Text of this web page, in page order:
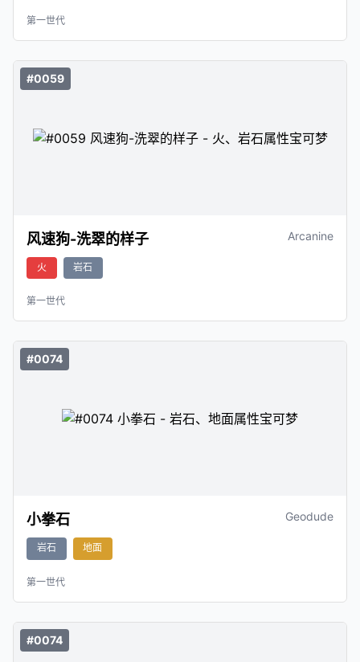
第一世代
#0059
风速狗-洗翠的样子 Arcanine
火 岩石
第一世代
#0074
小拳石 Geodude
岩石 地面
第一世代
#0074